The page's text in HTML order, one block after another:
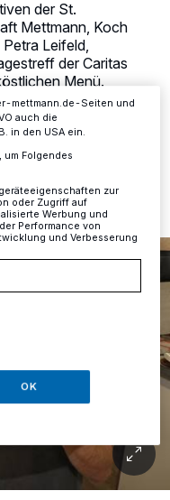
der St.
Mettmann, Koch
Leifeld,
der Caritas
Menü.
Lesezeit
für Sie. Sie können
Ihre Einstellungen zu
indem Sie auf den Link
der Webseite klicken.
Website. Weitere
mettmann.de-Seiten und
auch die
in den USA ein.
um Folgendes
zur
oder Zugriff auf
Werbung und
Performance von
und Verbesserung
OK